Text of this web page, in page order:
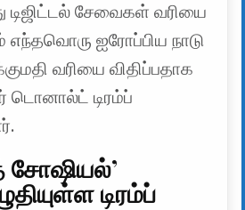
டிஜிட்டல் சேவைகள் வரியை
எந்தவொரு ஐரோப்பிய நாடு
வரியை விதிப்பதாக
டொனால்ட் டிரம்ப்
சோஷியல்’
டிரம்ப்